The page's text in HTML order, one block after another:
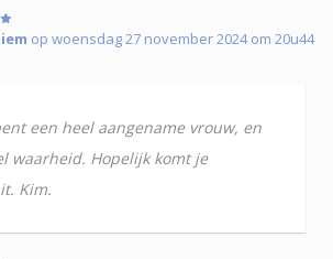
op woensdag 27 november 2024 om 20u44
een heel aangename vrouw, en
waarheid. Hopelijk komt je
Kim.